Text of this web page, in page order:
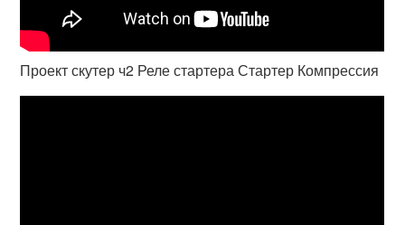
Проект скутер ч2 Реле стартера Стартер Компрессия